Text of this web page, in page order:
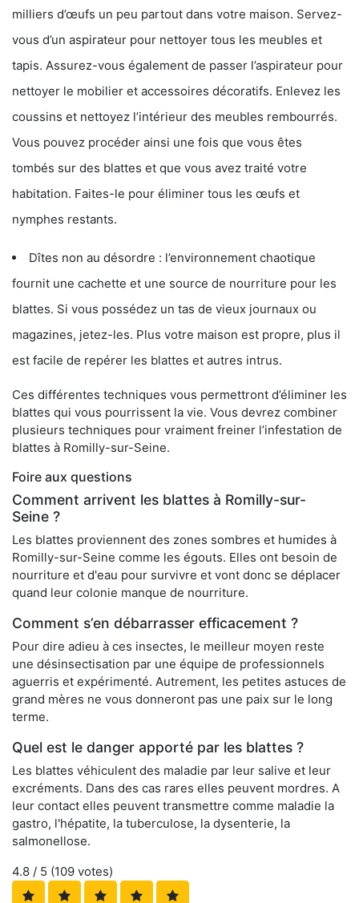
milliers d’œufs un peu partout dans votre maison. Servez-
vous d’un aspirateur pour nettoyer tous les meubles et
tapis. Assurez-vous également de passer l’aspirateur pour
nettoyer le mobilier et accessoires décoratifs. Enlevez les
coussins et nettoyez l’intérieur des meubles rembourrés.
Vous pouvez procéder ainsi une fois que vous êtes
tombés sur des blattes et que vous avez traité votre
habitation. Faites-le pour éliminer tous les œufs et
nymphes restants.
Dîtes non au désordre : l’environnement chaotique
fournit une cachette et une source de nourriture pour les
blattes. Si vous possédez un tas de vieux journaux ou
magazines, jetez-les. Plus votre maison est propre, plus il
est facile de repérer les blattes et autres intrus.
Ces différentes techniques vous permettront d’éliminer les
blattes qui vous pourrissent la vie. Vous devrez combiner
plusieurs techniques pour vraiment freiner l’infestation de
blattes à Romilly-sur-Seine.
Foire aux questions
Comment arrivent les blattes à Romilly-sur-
Seine ?
Les blattes proviennent des zones sombres et humides à
Romilly-sur-Seine comme les égouts. Elles ont besoin de
nourriture et d'eau pour survivre et vont donc se déplacer
quand leur colonie manque de nourriture.
Comment s’en débarrasser efficacement ?
Pour dire adieu à ces insectes, le meilleur moyen reste
une désinsectisation par une équipe de professionnels
aguerris et expérimenté. Autrement, les petites astuces de
grand mères ne vous donneront pas une paix sur le long
terme.
Quel est le danger apporté par les blattes ?
Les blattes véhiculent des maladie par leur salive et leur
excréments. Dans des cas rares elles peuvent mordres. A
leur contact elles peuvent transmettre comme maladie la
gastro, l'hépatite, la tuberculose, la dysenterie, la
salmonellose.
4.8 / 5 (109 votes)